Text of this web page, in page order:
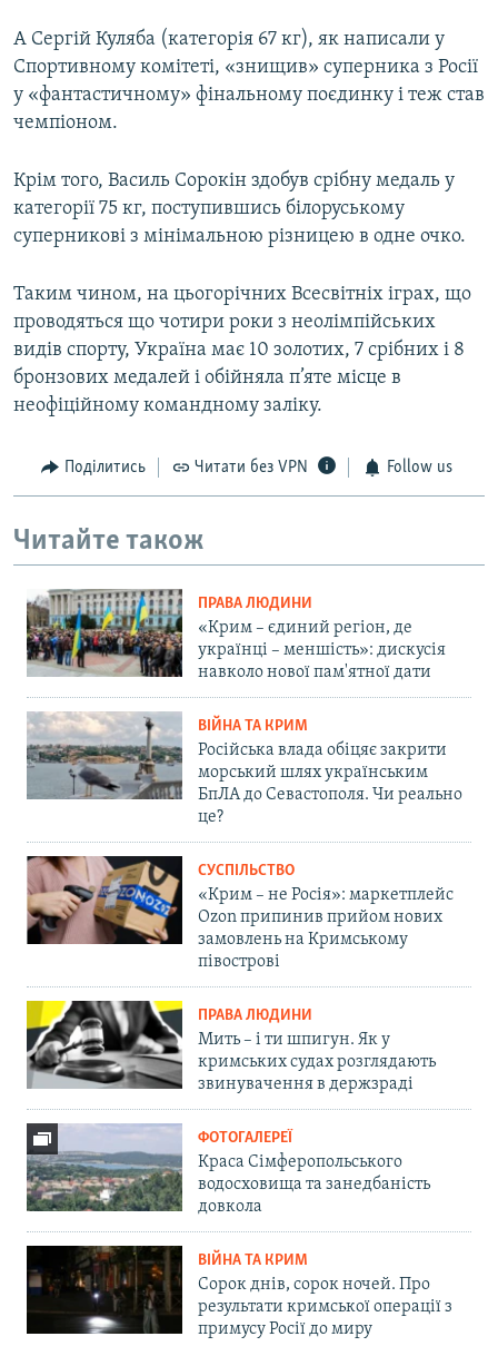
А Сергій Куляба (категорія 67 кг), як написали у
Спортивному комітеті, «знищив» суперника з Росії
у «фантастичному» фінальному поєдинку і теж став
чемпіоном.
Крім того, Василь Сорокін здобув срібну медаль у
категорії 75 кг, поступившись білоруському
суперникові з мінімальною різницею в одне очко.
Таким чином, на цьогорічних Всесвітніх іграх, що
проводяться що чотири роки з неолімпійських
видів спорту, Україна має 10 золотих, 7 срібних і 8
бронзових медалей і обійняла п’яте місце в
неофіційному командному заліку.
Поділитись Читати без VPN Follow us
Читайте також
ПРАВА ЛЮДИНИ
«Крим – єдиний регіон, де
українці – меншість»: дискусія
навколо нової пам'ятної дати
ВІЙНА ТА КРИМ
Російська влада обіцяє закрити
морський шлях українським
БпЛА до Севастополя. Чи реально
це?
СУСПІЛЬСТВО
«Крим – не Росія»: маркетплейс
Ozon припинив прийом нових
замовлень на Кримському
півострові
ПРАВА ЛЮДИНИ
Мить – і ти шпигун. Як у
кримських судах розглядають
звинувачення в держзраді
ФОТОГАЛЕРЕЇ
Краса Сімферопольського
водосховища та занедбаність
довкола
ВІЙНА ТА КРИМ
Сорок днів, сорок ночей. Про
результати кримської операції з
примусу Росії до миру